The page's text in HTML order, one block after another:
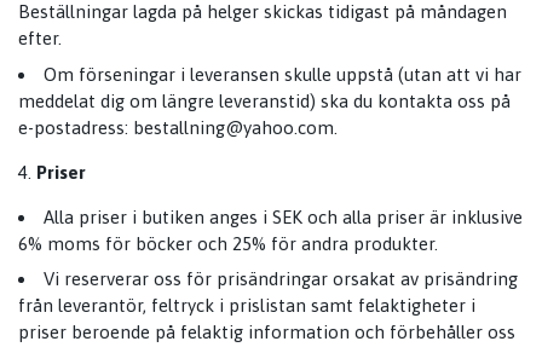
Beställningar lagda på helger skickas tidigast på måndagen
efter.
Om förseningar i leveransen skulle uppstå (utan att vi har
meddelat dig om längre leveranstid) ska du kontakta oss på
e-postadress: bestallning@yahoo.com
Priser
Alla priser i butiken anges i SEK och alla priser är inklusive
6% moms för böcker och 25% för andra produkter.
Vi reserverar oss för prisändringar orsakat av prisändring
från leverantör, feltryck i prislistan samt felaktigheter i
priser beroende på felaktig information och förbehåller oss